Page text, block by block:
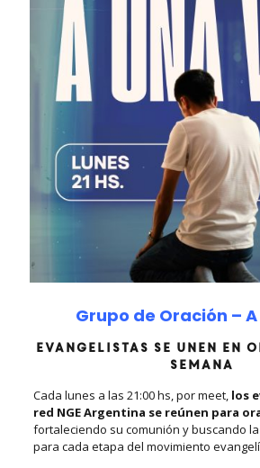
Grupo de Oración –
Evangelistas se unen en
semana
Cada lunes a las 21:00 hs, por meet,los
red NGE Argentina se reúnen para
fortaleciendo su comunión y buscando
para cada etapa del movimiento